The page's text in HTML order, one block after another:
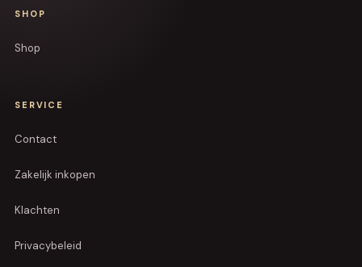
SHOP
Shop
SERVICE
Contact
Zakelijk inkopen
Klachten
Privacybeleid